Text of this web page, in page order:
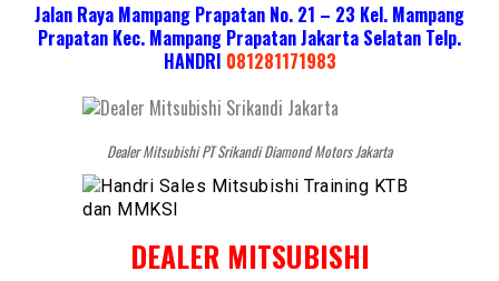
Jalan Raya Mampang Prapatan No. 21 – 23 Kel. Mampang
Prapatan Kec. Mampang Prapatan Jakarta Selatan Telp.
HANDRI 081281171983
Dealer Mitsubishi PT Srikandi Diamond Motors Jakarta
DEALER MITSUBISHI